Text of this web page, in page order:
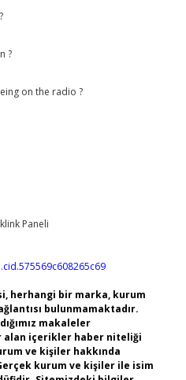
?
on the radio ?
herhangi bir marka, kurum
bulunmamaktadır.
makaleler
alan içerikler haber niteliği
ve kişiler hakkında
kurum ve kişiler ile isim